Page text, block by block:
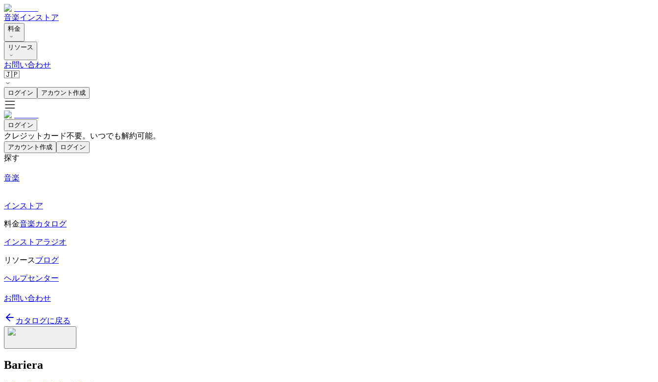
音楽インストア
料金
リソース
お問い合わせ
🇯🇵
ログイン アカウント作成
ログイン
クレジットカード不要。いつでも解約可能。
アカウント作成 ログイン
探す
音楽
インストア
料金音楽カタログ
インストアラジオ
リソースブログ
ヘルプセンター
お問い合わせ
カタログに戻る
Bariera